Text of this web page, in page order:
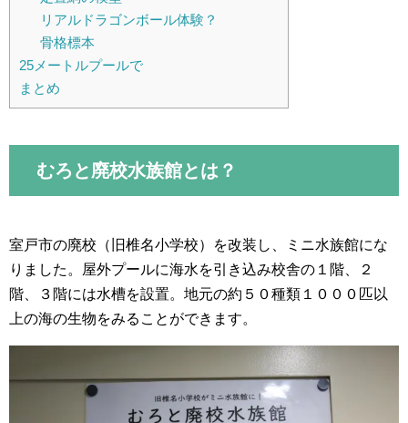
リアルドラゴンボール体験？
骨格標本
25メートルプールで
まとめ
むろと廃校水族館とは？
室戸市の廃校（旧椎名小学校）を改装し、ミニ水族館にな
りました。屋外プールに海水を引き込み校舎の１階、２
階、３階には水槽を設置。地元の約５０種類１０００匹以
上の海の生物をみることができます。